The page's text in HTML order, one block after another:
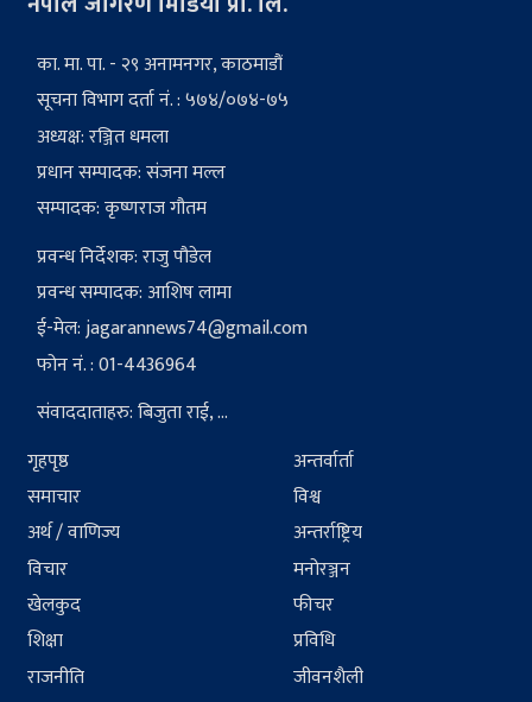
का. मा. पा. - २९ अनामनगर, काठमाडौं
सूचना विभाग दर्ता नं. : ५७४/०७४-७५
अध्यक्ष: रञ्जित धमला
प्रधान सम्पादक: संजना मल्ल
सम्पादक: कृष्णराज गौतम
प्रवन्ध निर्देशक: राजु पौडेल
प्रवन्ध सम्पादक: आशिष लामा
ई-मेल:jagarannews74@gmail.com
फोन नं. : 01-4436964
संवाददाताहरु: बिजुता राई, ...
गृहपृष्ठ
समाचार
अर्थ / वाणिज्य
विचार
खेलकुद
शिक्षा
राजनीति
अन्तर्वार्ता
विश्व
अन्तर्राष्ट्रिय
मनोरञ्जन
फीचर
प्रविधि
जीवनशैली